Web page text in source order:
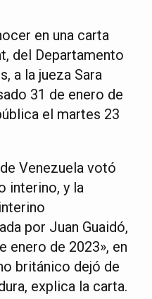
en una carta
del Departamento
a la jueza Sara
31 de enero de
el martes 23
Venezuela votó
interino, y la
por Juan Guaidó,
enero de 2023», en
británico dejó de
explica la carta.